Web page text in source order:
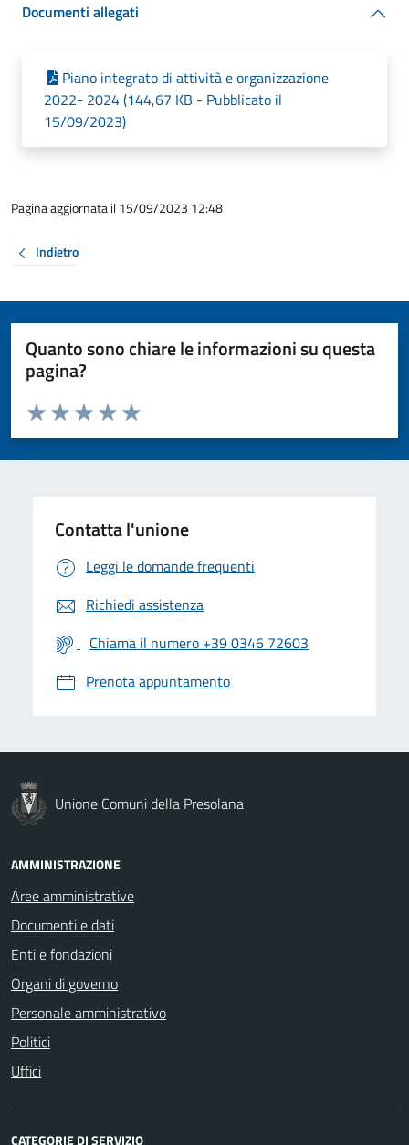
Documenti allegati
Piano integrato di attività e organizzazione
2022- 2024 (144,67 KB - Pubblicato il
15/09/2023)
Pagina aggiornata il 15/09/2023 12:48
Indietro
Quanto sono chiare le informazioni su questa
pagina?
Valuta da 1 a 5 stelle la pagina
Valuta 5 stelle su 5
Valuta 4 stelle su 5
Valuta 3 stelle su 5
Valuta 2 stelle su 5
Valuta 1 stelle su 5
Contatta l'unione
Leggi le domande frequenti
Richiedi assistenza
Chiama il numero +39 0346 72603
Prenota appuntamento
Unione Comuni della Presolana
AMMINISTRAZIONE
Aree amministrative
Documenti e dati
Enti e fondazioni
Organi di governo
Personale amministrativo
Politici
Uffici
CATEGORIE DI SERVIZIO